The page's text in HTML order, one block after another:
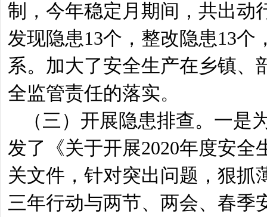
制，今年稳定月期间，共出动
发现隐患13个，整改隐患13个
系。加大了安全生产在乡镇、
全监管责任的落实。
（三）开展隐患排查。一
发了《关于开展2020年度安全
关文件，针对突出问题，狠抓
三年行动与两节、两会、春季